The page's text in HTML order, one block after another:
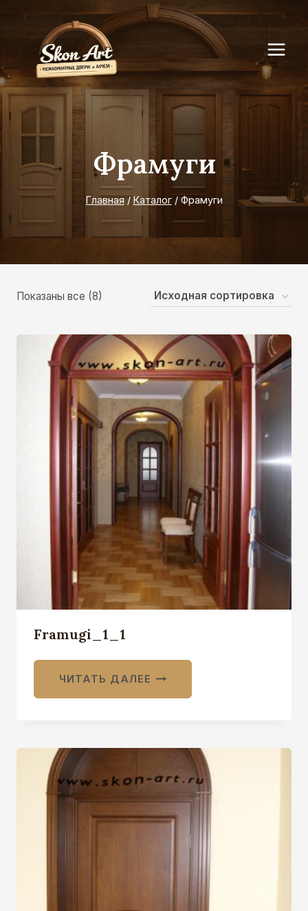
содержимому
Фрамуги
Главная / Каталог / Фрамуги
Показаны все (8)
Framugi_1_1
ЧИТАТЬ ДАЛЕЕ